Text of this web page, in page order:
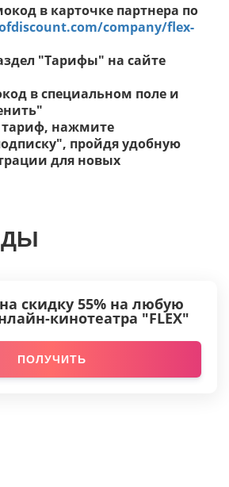
в карточке партнера по
company/flex-
"Тарифы" на сайте
в специальном поле и
нажмите
пройдя удобную
для новых
скидку 55% на любую
кинотеатра "FLEX"
ПОЛУЧИТЬ